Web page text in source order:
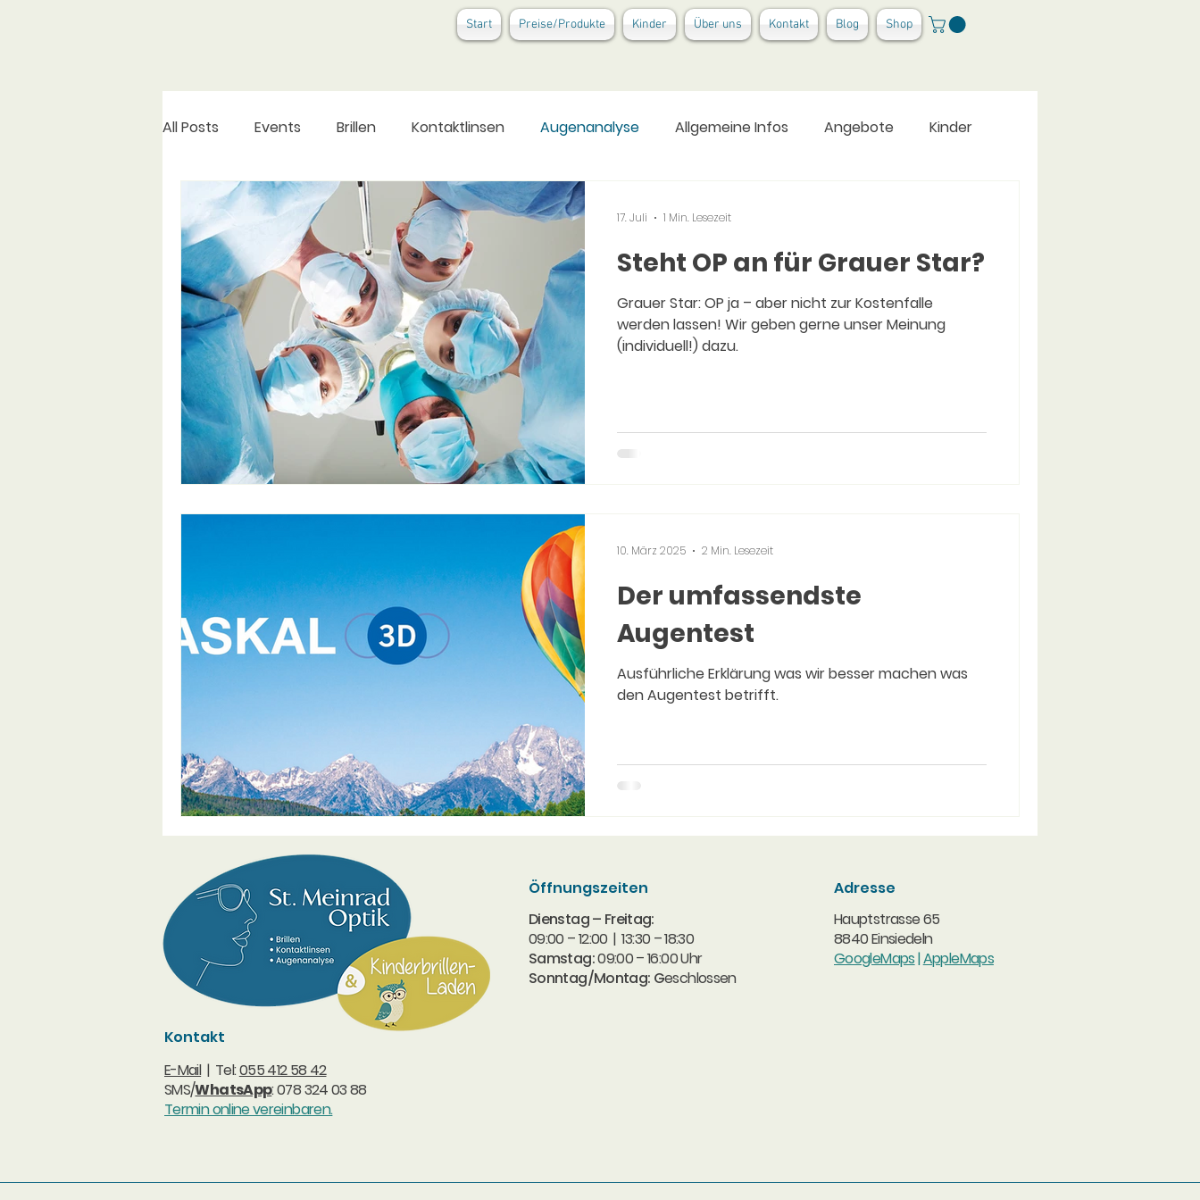
Start Preise/Produkte Kinder Über uns Kontakt Blog Shop
All Posts Events Brillen Kontaktlinsen Augenanalyse Allgemeine Infos Angebote Kinder
Brillengläser Weiterbildung
Steht OP an für Grauer Star?
Grauer Star: OP ja – aber nicht zur Kostenfalle
werden lassen! Wir geben gerne unser Meinung
(individuell!) dazu.
17. Juli 1 Min. Lesezeit
Der umfassendste
Augentest
Ausführliche Erklärung was wir besser machen was
den Augentest betrifft.
10. März 2025 2 Min. Lesezeit
Kontakt
E-Mail| Tel:055 412 58 42
SMS/WhatsApp: 078 324 03 88
Termin online vereinbaren.
Öffnungszeiten
Dienstag – Freitag:
09:00 – 12:00 | 13:30 – 18:30​
Samstag:09:00 – 16:00 Uhr
Sonntag/Montag: Geschlossen​
Adresse
Hauptstrasse 65
8840 Einsiedeln
GoogleMaps|AppleMaps